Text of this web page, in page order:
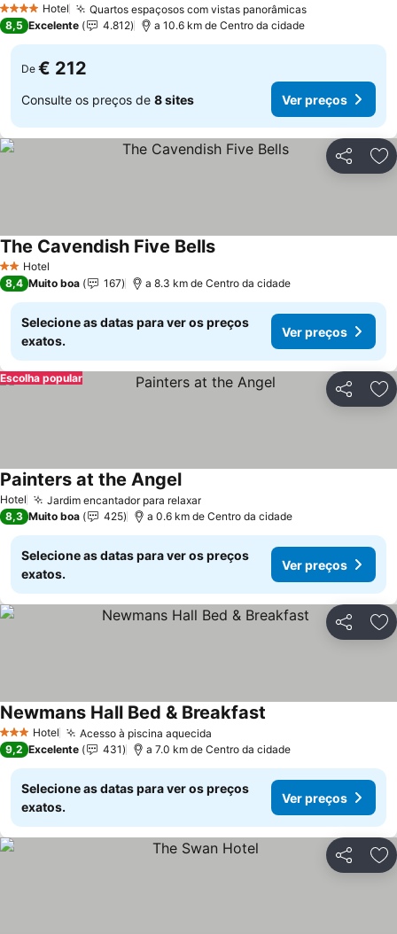
4 EstrelasHotel Quartos espaçosos com vistas panorâmicasVer preços
8,5 Excelente 4.812 a 10.6 km de Centro da cidade
De € 212
Consulte os preços de 8 sites Ver preços
Partilhar
2 Estrelas
Hotel
The Cavendish Five BellsVer preços
8,4 Muito boa 167 a 8.3 km de Centro da cidade
Selecione as datas para ver os preços
exatos.
Ver preços
Partilhar
Escolha popular
Hotel Jardim encantador para relaxarVer preços
Painters at the AngelVer preços
8,3 Muito boa 425 a 0.6 km de Centro da cidade
Selecione as datas para ver os preços
exatos.
Ver preços
Partilhar
3 EstrelasHotel Acesso à piscina aquecida
Newmans Hall Bed & Breakfast
9,2 Excelente 431 a 7.0 km de Centro da cidade
Selecione as datas para ver os preços
exatos.
Ver preços
Partilhar